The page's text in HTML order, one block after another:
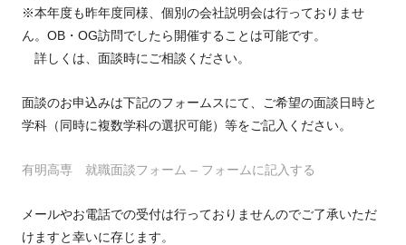
※本年度も昨年度同様、個別の会社説明会は行っておりませ
ん。OB・OG訪問でしたら開催することは可能です。
詳しくは、面談時にご相談ください。
面談のお申込みは下記のフォームスにて、ご希望の面談日時と
学科（同時に複数学科の選択可能）等をご記入ください。
有明高専 就職面談フォーム – フォームに記入する
メールやお電話での受付は行っておりませんのでご了承いただ
けますと幸いに存じます。